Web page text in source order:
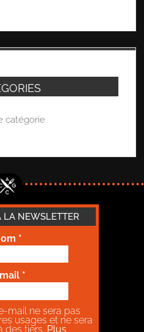
catégorie
LA NEWSLETTER
*
*
mail ne sera pas
usages et ne sera
des tiers. Plus